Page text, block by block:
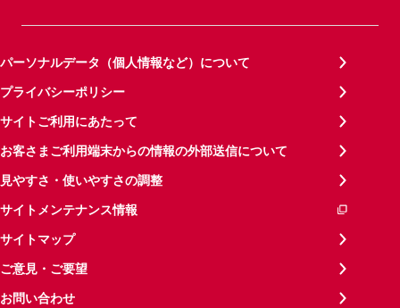
パーソナルデータ（個人情報など）について
プライバシーポリシー
サイトご利用にあたって
お客さまご利用端末からの情報の外部送信について
見やすさ・使いやすさの調整
サイトメンテナンス情報
サイトマップ
ご意見・ご要望
お問い合わせ